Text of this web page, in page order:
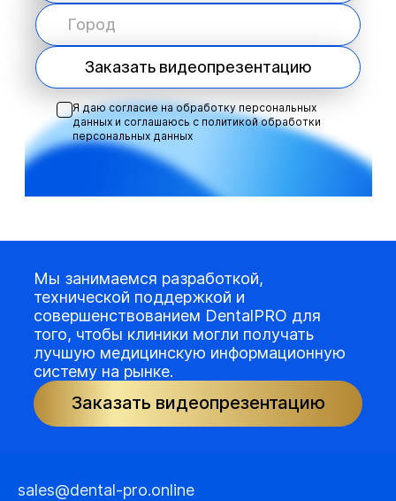
Заказать видеопрезентацию
Я даю согласие на обработку персональных
данных и соглашаюсь с политикой обработки
персональных данных
Мы занимаемся разработкой,
технической поддержкой и
совершенствованием DentalPRO для
того, чтобы клиники могли получать
лучшую медицинскую информационную
систему на рынке.
Заказать видеопрезентацию
sales@dental-pro.online